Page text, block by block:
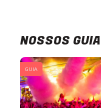
NOSSOS
GUIA